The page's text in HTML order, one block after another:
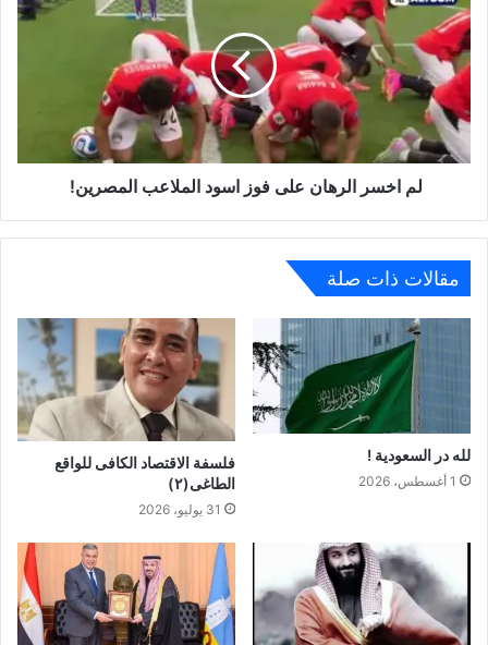
لم اخسر الرهان على فوز اسود الملاعب المصرين!
مقالات ذات صلة
لله در السعودية !
1 أغسطس، 2026
فلسفة الاقتصاد الكافى للواقع
الطاغى(٢)
31 يوليو، 2026